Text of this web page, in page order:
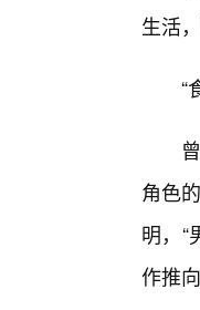
生活
“
角色
明，“
作推